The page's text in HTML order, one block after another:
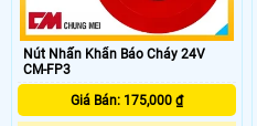
Nút Nhấn Khẩn Báo Cháy 24V
CM-FP3
Giá Bán: 175,000 ₫